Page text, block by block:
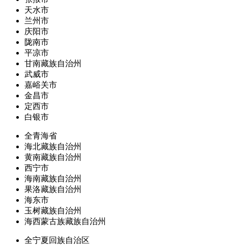
天水市
兰州市
庆阳市
陇南市
平凉市
甘南藏族自治州
武威市
嘉峪关市
金昌市
定西市
白银市
全青海省
海北藏族自治州
黄南藏族自治州
西宁市
海南藏族自治州
果洛藏族自治州
海东市
玉树藏族自治州
海西蒙古族藏族自治州
全宁夏回族自治区